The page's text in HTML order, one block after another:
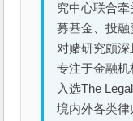
究中心联合
募基金、投
对赌研究颇
专注于金融
入选The
境内外各类